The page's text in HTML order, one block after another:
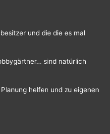
und die die es mal
sind natürlich
helfen und zu eigenen